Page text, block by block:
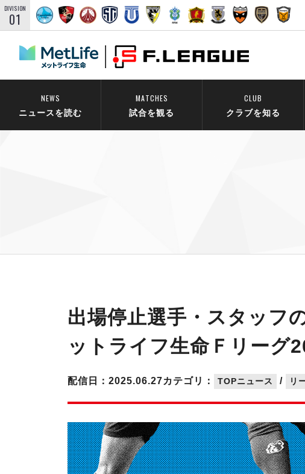
DIVISION
01
NEWS
ニュースを読む
MATCHES
試合を観る
CLUB
クラブを知る
出場停止選手・スタッフ
ットライフ生命Ｆリーグ
カテゴリ： TOPニュース / リ
配信日：2025.06.27